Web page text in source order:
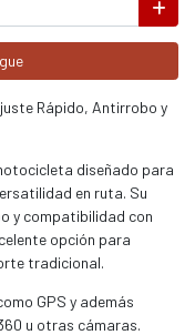
Rápido, Antirrobo y
diseñado para
en ruta. Su
y compatibilidad con
opción para
tradicional.
GPS y además
u otras cámaras.